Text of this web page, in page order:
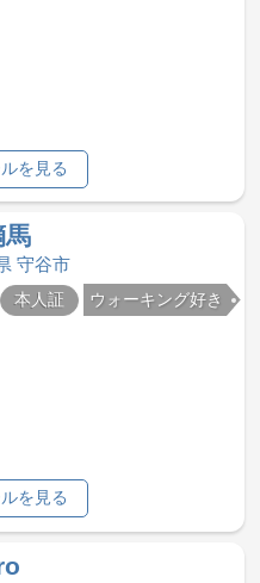
を見る
馬
守谷市
本人証 ウォーキング好き
を見る